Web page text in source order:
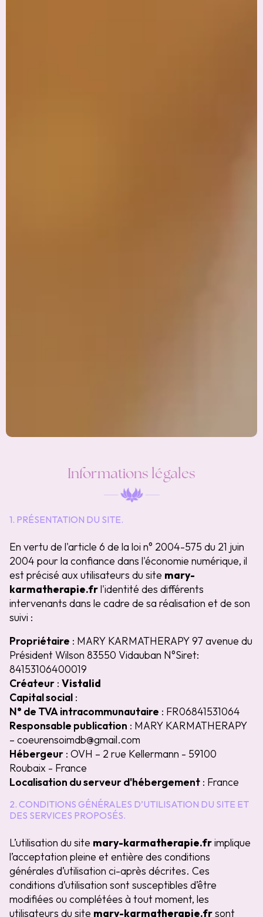
Informations légales
1. PRÉSENTATION DU SITE.
En vertu de l'article 6 de la loi n° 2004-575 du 21 juin
2004 pour la confiance dans l'économie numérique, il
est précisé aux utilisateurs du site mary-
karmatherapie.frl'identité des différents
intervenants dans le cadre de sa réalisation et de son
suivi :
Propriétaire : MARY KARMATHERAPY 97 avenue du
Président Wilson 83550 Vidauban N°Siret:
84153106400019
Créateur : Vistalid
Capital social :
N° de TVA intracommunautaire : FR06841531064
Responsable publication : MARY KARMATHERAPY
– coeurensoimdb@gmail.com
Hébergeur : OVH – 2 rue Kellermann - 59100
Roubaix - France
Localisation du serveur d'hébergement : France
2. CONDITIONS GÉNÉRALES D’UTILISATION DU SITE ET
DES SERVICES PROPOSÉS.
L’utilisation du site mary-karmatherapie.frimplique
l’acceptation pleine et entière des conditions
générales d’utilisation ci-après décrites. Ces
conditions d’utilisation sont susceptibles d’être
modifiées ou complétées à tout moment, les
utilisateurs du site mary-karmatherapie.frsont